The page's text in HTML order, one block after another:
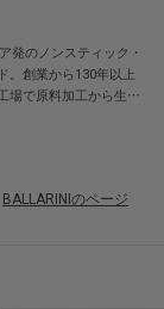
ることで余熱完了
発のノンスティック・
。創業から130年以上
場で原料加工から生産
こだわって作り上げて
BALLARINIのページ